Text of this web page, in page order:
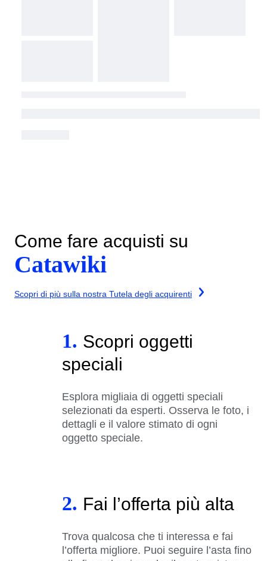
Come fare acquisti su
Catawiki
Scopri di più sulla nostra Tutela degli acquirenti
1. Scopri oggetti
speciali
Esplora migliaia di oggetti speciali
selezionati da esperti. Osserva le foto, i
dettagli e il valore stimato di ogni
oggetto speciale.
2. Fai l’offerta più alta
Trova qualcosa che ti interessa e fai
l’offerta migliore. Puoi seguire l’asta fino